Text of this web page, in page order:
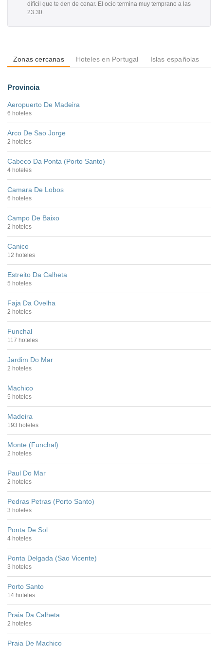
difícil que te den de cenar. El ocio termina muy temprano a las
23:30.
Zonas cercanas Hoteles en Portugal Islas españolas
Provincia
Aeropuerto De Madeira
6 hoteles
Arco De Sao Jorge
2 hoteles
Cabeco Da Ponta (Porto Santo)
4 hoteles
Camara De Lobos
6 hoteles
Campo De Baixo
2 hoteles
Canico
12 hoteles
Estreito Da Calheta
5 hoteles
Faja Da Ovelha
2 hoteles
Funchal
117 hoteles
Jardim Do Mar
2 hoteles
Machico
5 hoteles
Madeira
193 hoteles
Monte (Funchal)
2 hoteles
Paul Do Mar
2 hoteles
Pedras Petras (Porto Santo)
3 hoteles
Ponta De Sol
4 hoteles
Ponta Delgada (Sao Vicente)
3 hoteles
Porto Santo
14 hoteles
Praia Da Calheta
2 hoteles
Praia De Machico